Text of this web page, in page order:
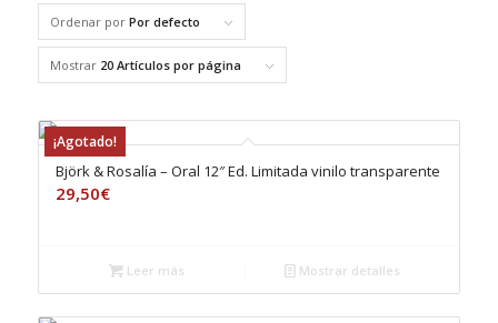
Ordenar por Por defecto
Mostrar 20 Artículos por página
¡Agotado!
Björk & Rosalía – Oral 12″ Ed. Limitada vinilo transparente
29,50€
Leer más Mostrar detalles